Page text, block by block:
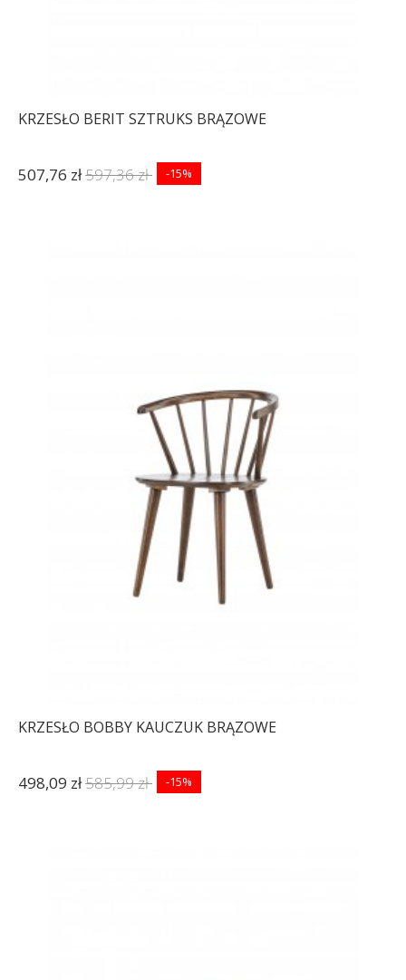
KRZESŁO BERIT SZTRUKS BRĄZOWE
507,76 zł597,36 zł -15%
KRZESŁO BOBBY KAUCZUK BRĄZOWE
498,09 zł585,99 zł -15%